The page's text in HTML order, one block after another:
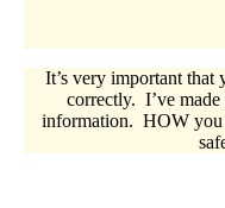
It’s very important that
correctly. I’ve
information. HOW you